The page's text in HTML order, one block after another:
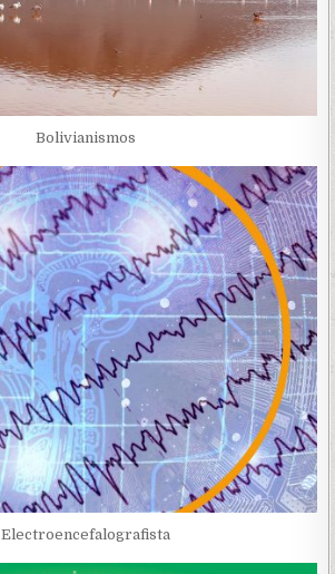
Bolivianismos
Electroencefalografista